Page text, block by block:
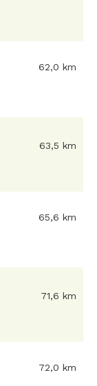
62,0 km
63,5 km
65,6 km
71,6 km
72,0 km